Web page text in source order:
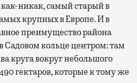
никак, самый старый в
крупных в Европе. И в
преимущество района
Садовом кольце центром: там
круга вокруг небольшого
гектаров, которые к тому же